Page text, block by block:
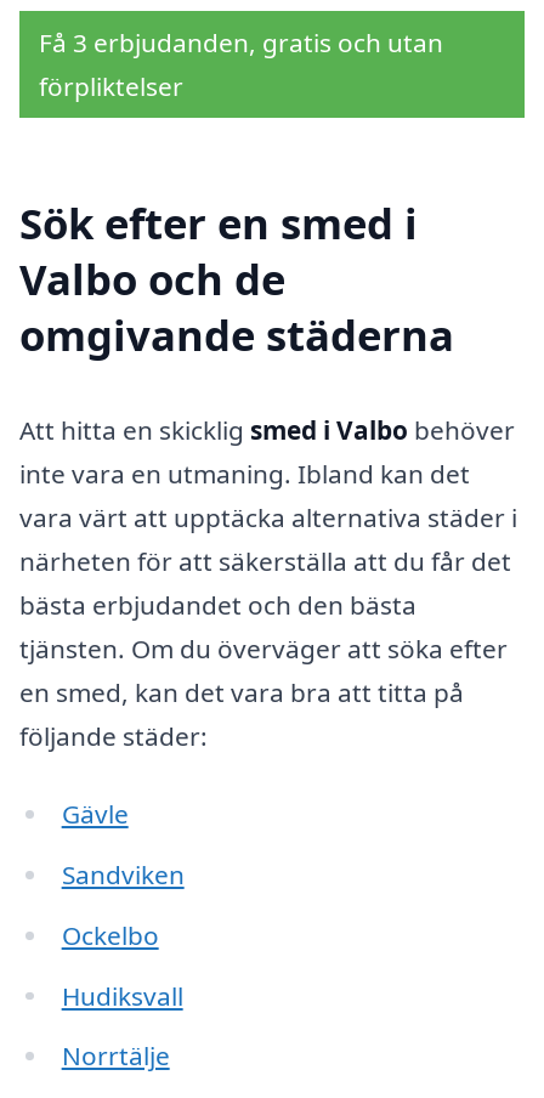
Få 3 erbjudanden, gratis och utan
förpliktelser
Sök efter en smed i
Valbo och de
omgivande städerna
Att hitta en skicklig smed i Valbo behöver
inte vara en utmaning. Ibland kan det
vara värt att upptäcka alternativa städer i
närheten för att säkerställa att du får det
bästa erbjudandet och den bästa
tjänsten. Om du överväger att söka efter
en smed, kan det vara bra att titta på
följande städer:
Gävle
Sandviken
Ockelbo
Hudiksvall
Norrtälje